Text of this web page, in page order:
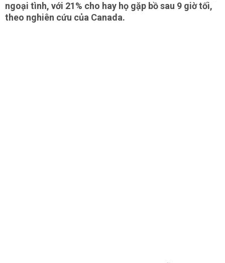
ngoại tình, với 21% cho hay họ gặp bồ sau 9 giờ tối,
theo nghiên cứu của Canada.